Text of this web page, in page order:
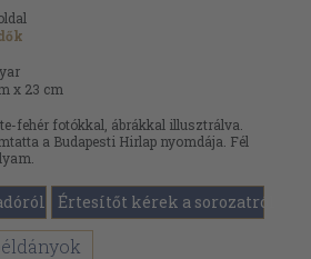
x 23 cm
fehér fotókkal, ábrákkal illusztrálva.
a Budapesti Hirlap nyomdája. Fél
Értesítőt kérek a sorozatról